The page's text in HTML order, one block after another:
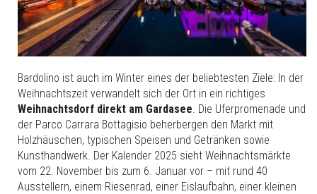
Bardolino ist auch im Winter eines der beliebtesten Ziele: In der
Weihnachtszeit verwandelt sich der Ort in ein richtiges
Weihnachtsdorf direkt am Gardasee. Die Uferpromenade und
der Parco Carrara Bottagisio beherbergen den Markt mit
Holzhäuschen, typischen Speisen und Getränken sowie
Kunsthandwerk. Der Kalender 2025 sieht Weihnachtsmärkte
vom 22. November bis zum 6. Januar vor – mit rund 40
Ausstellern, einem Riesenrad, einer Eislaufbahn, einer kleinen